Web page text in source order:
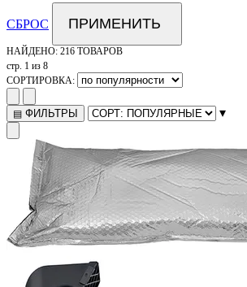
СБРОС ПРИМЕНИТЬ
НАЙДЕНО: 216 ТОВАРОВ
стр. 1 из 8
СОРТИРОВКА:
▤ ФИЛЬТРЫ ▾